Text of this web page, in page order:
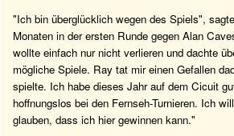
"Ich bin überglücklich wegen des Spiels",
Monaten in der ersten Runde gegen Alan
wollte einfach nur nicht verlieren und dachte
mögliche Spiele. Ray tat mir einen Gefallen
spielte. Ich habe dieses Jahr auf dem Cicuit
hoffnungslos bei den Fernseh-Turnieren. Ich
glauben, dass ich hier gewinnen kann."